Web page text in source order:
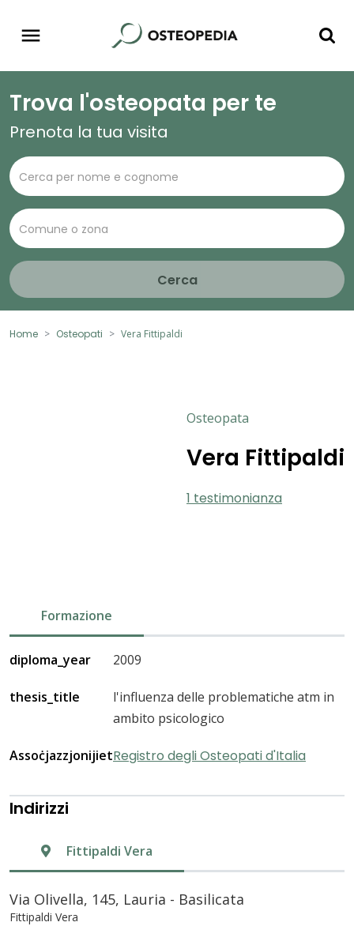
Trova l'osteopata per te
Prenota la tua visita
Cerca
Home Osteopati Vera Fittipaldi
Osteopata
Vera Fittipaldi
1 testimonianza
Formazione
diploma_year 2009
thesis_title
l'influenza delle problematiche atm in
ambito psicologico
AssoċjazzjonijietRegistro degli Osteopati d'Italia
Indirizzi
Fittipaldi Vera
Via Olivella, 145, Lauria - Basilicata
Fittipaldi Vera